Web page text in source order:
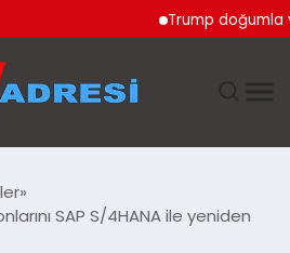
Trump doğumla
SAP S/4HANA ile yeniden